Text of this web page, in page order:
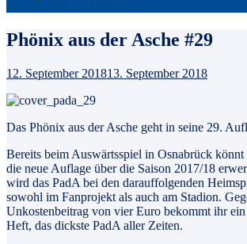
Phönix aus der Asche #29
12. September 201813. September 2018
Das Phönix aus der Asche geht in seine 29.
Bereits beim Auswärtsspiel in Osnabrück
die neue Auflage über die Saison 2017/18
wird das PadA bei den darauffolgenden
sowohl im Fanprojekt als auch am Stadion.
Unkostenbeitrag von vier Euro bekommt ihr ein
Heft, das dickste PadA aller Zeiten.